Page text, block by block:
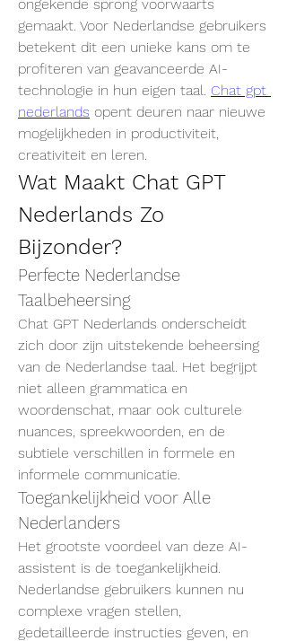
ongekende sprong voorwaarts
gemaakt. Voor Nederlandse gebruikers
betekent dit een unieke kans om te
profiteren van geavanceerde AI-
technologie in hun eigen taal. Chat gpt
nederlands opent deuren naar nieuwe
mogelijkheden in productiviteit,
creativiteit en leren.
Wat Maakt Chat GPT
Nederlands Zo
Bijzonder?
Perfecte Nederlandse
Taalbeheersing
Chat GPT Nederlands onderscheidt
zich door zijn uitstekende beheersing
van de Nederlandse taal. Het begrijpt
niet alleen grammatica en
woordenschat, maar ook culturele
nuances, spreekwoorden, en de
subtiele verschillen in formele en
informele communicatie.
Toegankelijkheid voor Alle
Nederlanders
Het grootste voordeel van deze AI-
assistent is de toegankelijkheid.
Nederlandse gebruikers kunnen nu
complexe vragen stellen,
gedetailleerde instructies geven, en